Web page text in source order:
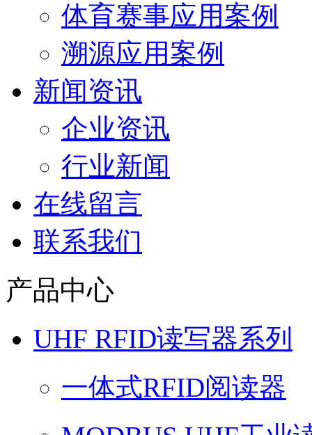
体育赛事应用案例
溯源应用案例
新闻资讯
企业资讯
行业新闻
在线留言
联系我们
产品中心
UHF RFID读写器系列
一体式RFID阅读器